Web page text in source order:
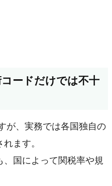
ードだけでは不十
が、実務では各国独自の
ます。
、国によって関税率や規